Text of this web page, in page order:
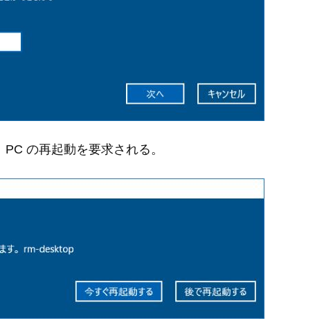
の再起動を要求される。